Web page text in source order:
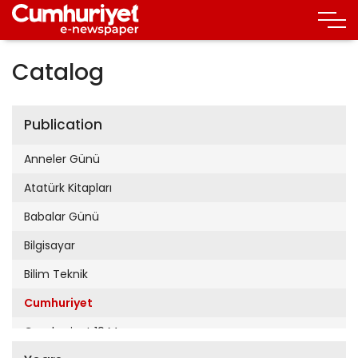
Catalog
Publication
Anneler Günü
Atatürk Kitapları
Babalar Günü
Bilgisayar
Bilim Teknik
Cumhuriyet
Cumhuriyet 19 Mayıs